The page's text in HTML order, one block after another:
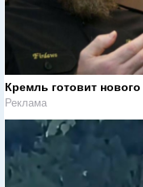
Кремль готовит
Реклама